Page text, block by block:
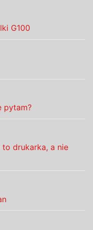
G100
pytam?
drukarka, a nie